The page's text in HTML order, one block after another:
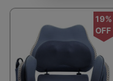
19%
OFF